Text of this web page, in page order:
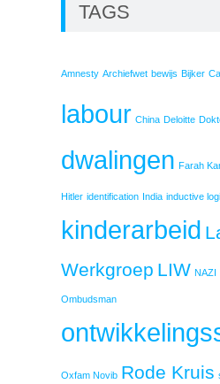
TAGS
Amnesty Archiefwet bewijs Bijker
labour China Deloitte
dwalingen Farah
Hitler identification India inductive
kinderarbeid
Werkgroep LIW NAZI
Ombudsman
Oxfam Novib Rode Kruis